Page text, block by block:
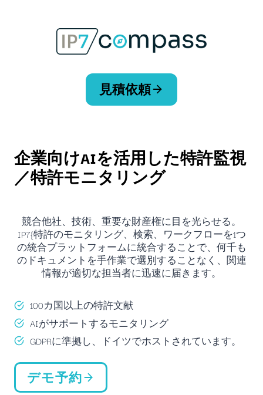
見積依頼
企業向けAIを活用した特許監視
／特許モニタリング
競合他社、技術、重要な財産権に目を光らせる。
IP7{特許のモニタリング、検索、ワークフローを1つ
の統合プラットフォームに統合することで、何千も
のドキュメントを手作業で選別することなく、関連
情報が適切な担当者に迅速に届きます。
100カ国以上の特許文献
AIがサポートするモニタリング
GDPRに準拠し、ドイツでホストされています。
デモ予約